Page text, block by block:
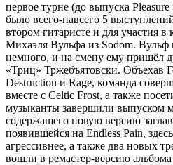
первое турне (до выпуска
было всего-навсего 5
втором гитаристе и для участия в
Михаэля Вульфа из Sodom. Вульф
немного, и на смену ему пришёл
«Триц» Тржебъятовски. Объехав
Destruction и Rage, команда
вместе с Celtic Frost, а также
музыканты завершили выпуском
содержащего новую версию
появившейся на Endless Pain,
агрессивнее, а также два новых
вошли в ремастер-версию